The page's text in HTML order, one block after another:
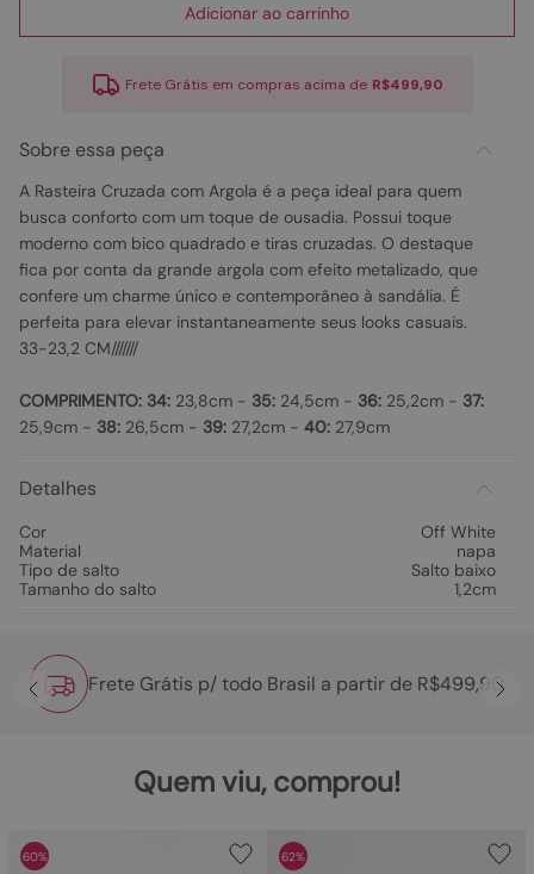
Adicionar ao carrinho
Frete Grátis em compras acima de R$499,90
Sobre essa peça
A Rasteira Cruzada com Argola é a peça ideal para quem
busca conforto com um toque de ousadia. Possui toque
moderno com bico quadrado e tiras cruzadas. O destaque
fica por conta da grande argola com efeito metalizado, que
confere um charme único e contemporâneo à sandália. É
perfeita para elevar instantaneamente seus looks casuais.
33-23,2 CM///////
COMPRIMENTO: 34: 23,8cm - 35: 24,5cm - 36: 25,2cm - 37:
25,9cm - 38: 26,5cm - 39: 27,2cm - 40: 27,9cm
Detalhes
Cor
Off White
Material
napa
Tipo de salto
Salto baixo
Tamanho do salto
1,2cm
Frete Grátis p/ todo Brasil a partir de R$499,90
Quem viu, comprou!
60% 62%